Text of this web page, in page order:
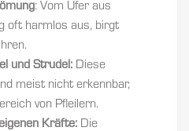
: Vom Ufer aus
oft harmlos aus, birgt
und Strudel: Diese
meist nicht erkennbar,
von Pfleilern.
Kräfte: Die